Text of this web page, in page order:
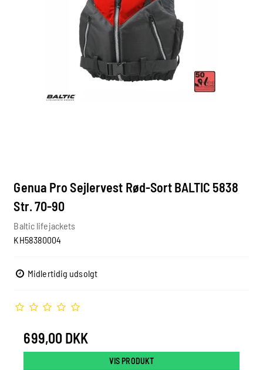
Genua Pro Sejlervest Rød-Sort BALTIC 5838
Str. 70-90
Baltic lifejackets
KH58380004
Midlertidig udsolgt
699,00 DKK
VIS PRODUKT